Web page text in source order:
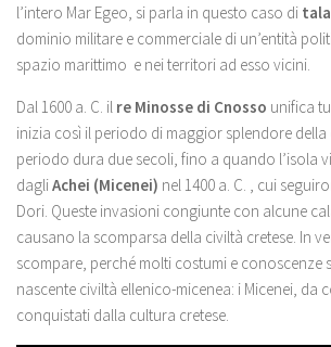
l’intero Mar Egeo, si parla in questo caso di
dominio militare e commerciale di un’entità
spazio marittimo e nei territori ad esso vicini.
Dal 1600 a. C. il re Minosse di Cnosso unifica
inizia così il periodo di maggior splendore della
periodo dura due secoli, fino a quando l’isola
dagliAchei (Micenei) nel 1400 a. C. , cui
Dori. Queste invasioni congiunte con alcune
causano la scomparsa della civiltà cretese. In
scompare, perché molti costumi e conoscenze
nascente civiltà ellenico-micenea: i Micenei, da
conquistati dalla cultura cretese.